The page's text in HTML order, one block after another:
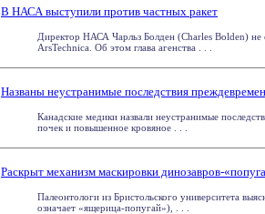
В НАСА выступили против частных ракет
Директор НАСА Чарльз Болден (Charles Bolden)
ArsTechnica. Об этом глава агенства . . .
Названы неустранимые последствия
Канадские медики назвали неустранимые
почек и повышенное кровяное . . .
Раскрыт механизм маскировки динозавров-
Палеонтологи из Бристольского университета
означает «ящерица-попугай»), . . .